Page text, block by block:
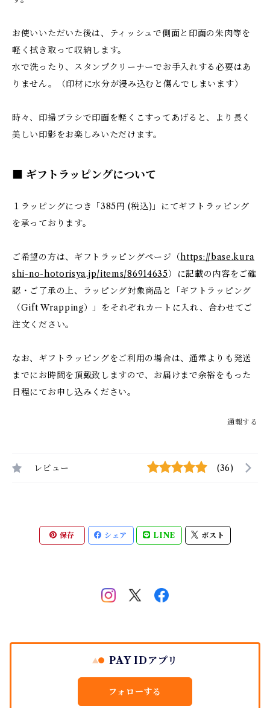
お使いいただいた後は、ティッシュで側面と印面の朱肉等を
軽く拭き取って収納します。
水で洗ったり、スタンプクリーナーでお手入れする必要はあ
りません。（印材に水分が浸み込むと傷んでしまいます）
時々、印掃ブラシで印面を軽くこすってあげると、より長く
美しい印影をお楽しみいただけます。
■ ギフトラッピングについて
１ラッピングにつき「385円 (税込)」にてギフトラッピング
を承っております。
ご希望の方は、ギフトラッピングページ（https://base.kura
shi-no-hotorisya.jp/items/86914635）に記載の内容をご確
認・ご了承の上、ラッピング対象商品と「ギフトラッピング
（Gift Wrapping）」をそれぞれカートに入れ、合わせてご
注文ください。
なお、ギフトラッピングをご利用の場合は、通常よりも発送
までにお時間を頂戴致しますので、お届けまで余裕をもった
日程にてお申し込みください。
通報する
レビュー (36)
保存 シェア LINE ポスト
PAY IDアプリ
フォローする